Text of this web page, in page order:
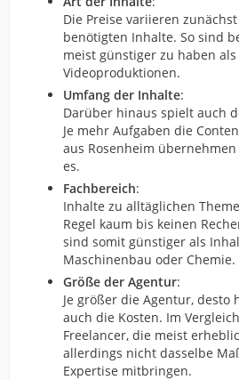
Die Preise variieren
benötigten Inhalte. So sind
meist günstiger zu haben
Videoproduktionen.
Umfang der Inhalte:
Darüber hinaus spielt auch
Je mehr Aufgaben die
aus Rosenheim
es.
Fachbereich:
Inhalte zu alltäglichen
Regel kaum bis keinen
sind somit günstiger als
Maschinenbau oder Chemie.
Größe der Agentur:
Je größer die Agentur, desto
auch die Kosten. Im
Freelancer, die meist
allerdings nicht dasselbe
Expertise mitbringen.